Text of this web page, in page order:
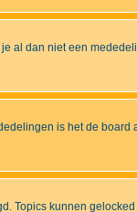
al dan niet een
is het de board
Topics kunnen